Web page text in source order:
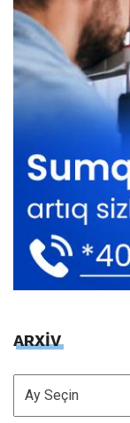
ARXİV
ARXİV